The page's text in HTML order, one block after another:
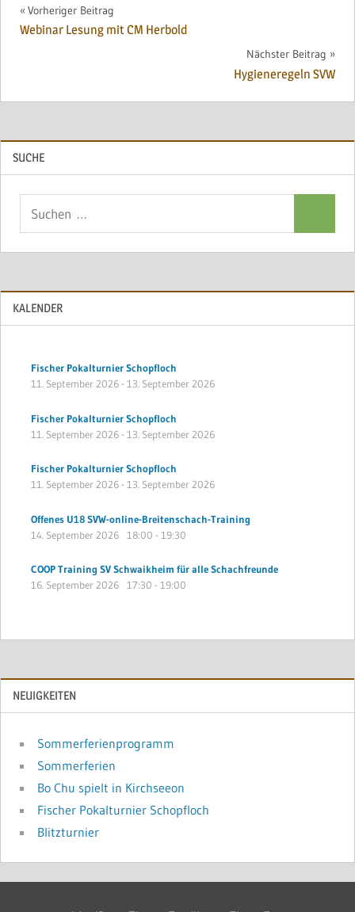
Beitragsnavigation
Vorheriger Beitrag
Webinar Lesung mit CM Herbold
Nächster Beitrag
Hygieneregeln SVW
SUCHE
KALENDER
Fischer Pokalturnier Schopfloch
11. September 2026- 13. September 2026
Fischer Pokalturnier Schopfloch
11. September 2026- 13. September 2026
Fischer Pokalturnier Schopfloch
11. September 2026- 13. September 2026
Offenes U18 SVW-online-Breitenschach-Training
14. September 2026 18:00 - 19:30
COOP Training SV Schwaikheim für alle Schachfreunde
16. September 2026 17:30 - 19:00
NEUIGKEITEN
Sommerferienprogramm
Sommerferien
Bo Chu spielt in Kirchseeon
Fischer Pokalturnier Schopfloch
Blitzturnier